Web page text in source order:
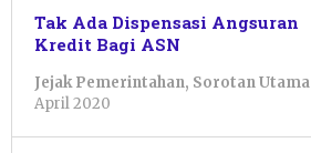
Tak Ada Dispensasi Angsuran
Kredit Bagi ASN
Jejak Pemerintahan, Sorotan Utama
April 2020